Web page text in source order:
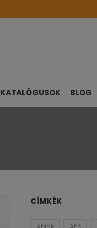
KATALÓGUSOK BLOG
CÍMKÉK